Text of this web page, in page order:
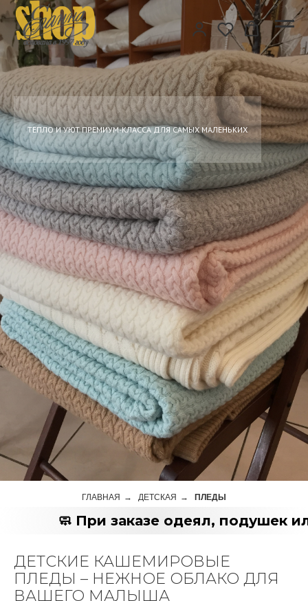
ТЕПЛО И УЮТ ПРЕМИУМ-КЛАССА ДЛЯ САМЫХ МАЛЕНЬКИХ
ГЛАВНАЯ → ДЕТСКАЯ → ПЛЕДЫ
🧼 При заказе одеял, подушек
ДЕТСКИЕ КАШЕМИРОВЫЕ
ПЛЕДЫ – НЕЖНОЕ ОБЛАКО ДЛЯ
ВАШЕГО МАЛЫША